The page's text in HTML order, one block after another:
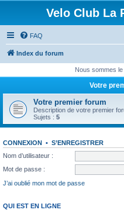
Velo Club La
FAQ
Index du forum
Nous sommes
Votre
Votre premier forum
Description de votre premier
Sujets : 5
CONNEXION • S’ENREGISTRER
Nom d’utilisateur :
Mot de passe :
J’ai oublié mon mot de passe
QUI EST EN LIGNE